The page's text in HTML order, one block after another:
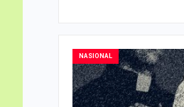
NASIONAL